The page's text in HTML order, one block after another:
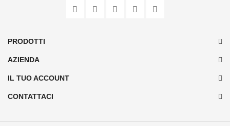
PRODOTTI
AZIENDA
IL TUO ACCOUNT
CONTATTACI